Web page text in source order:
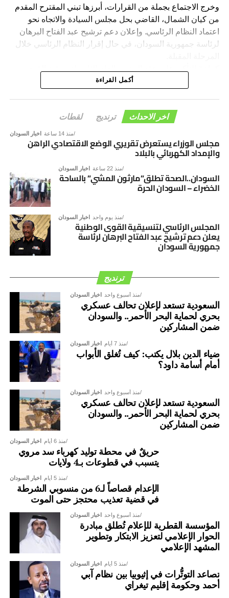
وخرج الاجتماع بجملة من القرارات، أبرزها تبني المقترح المقدم
من كيان الشمال، القاضي بحل مجلس السيادة والاتجاه نحو
اعتماد النظام الرئاسي. وإعلان دعم ترشيح عبد الفتاح البرهان
لرئاسة جمهورية السودان، في حال إقرار النظام الرئاسي خلال
الوطنية بمدينة الخرطوم خلال الفترة المقبلة.
وأكد المجلس الرئاسي، أن هذه القرارات تأتي في إطار رؤية
التنسيقية الرامية إلى دعم الاستقرار السياسي، وترسيخ
السوداني، بما يفضي إلى توافق وطني شامل يؤسس لمرحلة
جديدة من الأمن والاستقرار والتنمية.
أكمل القراءة
اخر الاحداث ترنديج لقطات
اخبار السودان منذ 14 ساعة
مجلس الوزراء يستعرض تقريري الوضع الاقتصادي الراهن
والإمداد الكهربائي بالبلاد
اخبار السودان منذ 22 ساعة
السودان..الصحة تطلق”مارثون المشي” بالساحة
الخضراء – السودان الحرة
اخبار السودان منذ يوم واحد
المجلس الرئاسي لتنسيقية القوى الوطنية
يعلن دعم ترشيح عبد الفتاح البرهان لرئاسة
جمهورية السودان
ترنديج
اخبار السودان منذ أسبوع واحد
السعودية تستعد لإعلان تحالف عسكري
بحري لحماية البحر الأحمر.. والسودان
ضمن المشاركين
اخبار السودان منذ 7 أيام
ضياء الدين بلال يكتب: كيف تُغلق الأبواب
أمام أسامة داود؟
اخبار السودان منذ أسبوع واحد
السعودية تستعد لإعلان تحالف عسكري
بحري لحماية البحر الأحمر.. والسودان
ضمن المشاركين
اخبار السودان منذ 6 أيام
حريقٌ في محطة توليد كهرباء سد مروي
يتسبب في قطوعات بـ4 ولايات
اخبار السودان منذ 5 أيام
الإعدام قصاصاً لـ6 من منسوبي الشرطة
في قضية تعذيب محتجز حتى الموت
اخبار السودان منذ أسبوع واحد
المؤسسة القطرية للإعلام تُطلق مبادرة
الحوار الإعلامي لتعزيز الابتكار وتطوير
المشهد الإعلامي
اخبار السودان منذ 5 أيام
تصاعد التوتُّرات في إثيوبيا بين نظام آبي
أحمد وحكومة إقليم تيغراي